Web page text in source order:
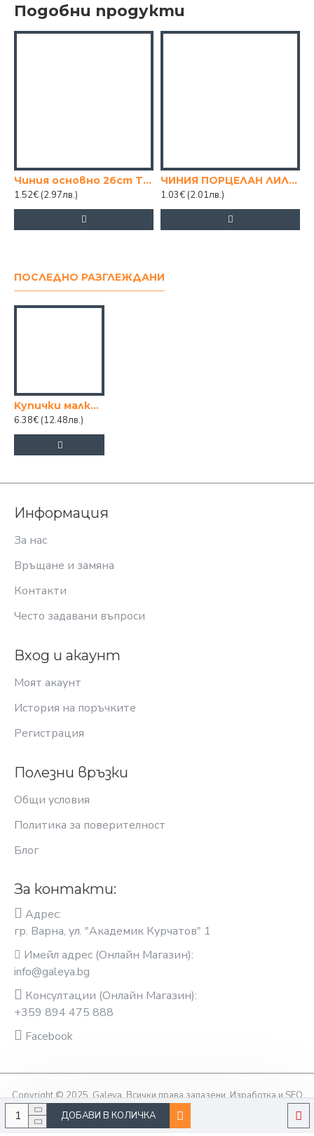
ДОБАВИ В КОЛИЧКА
Подобни продукти
Чиния основно 26cm TOLEDO
1.52€ (2.97лв.)
ЧИНИЯ ПОРЦЕЛАН ЛИЛИУМ, 20 СМ
1.03€ (2.01лв.)
ПОСЛЕДНО РАЗГЛЕЖДАНИ
Kупички малки стъклени 6 броя комплект VIR 245
6.38€ (12.48лв.)
Информация
За нас
Връщане и замяна
Контакти
Често задавани въпроси
Вход и акаунт
Моят акаунт
История на поръчките
Регистрация
Полезни връзки
Общи условия
Политика за поверителност
Блог
За контакти:
Адрес:
гр. Варна, ул. "Академик Курчатов" 1
Имейл адрес (Онлайн Магазин):
info@galeya.bg
Консултации (Онлайн Магазин):
+359 894 475 888
Facebook
Copyright © 2025, Galeya, Всички права запазени. Изработка и SEO
оптимизация OptimiziraiMe.bg